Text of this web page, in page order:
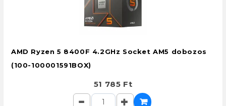
AMD Ryzen 5 8400F 4.2GHz Socket AM5 dobozos
(100-100001591BOX)
51 785 Ft